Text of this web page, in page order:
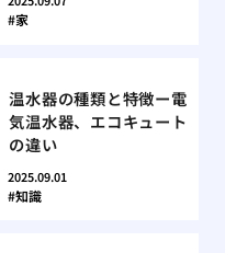
家
温水器の種類と特徴ー電
気温水器、エコキュート
の違い
2025.09.01
知識